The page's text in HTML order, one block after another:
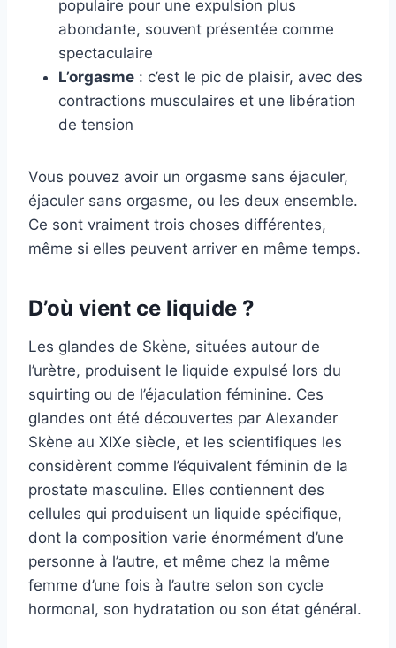
populaire pour une expulsion plus
abondante, souvent présentée comme
spectaculaire
L’orgasme : c’est le pic de plaisir, avec des
contractions musculaires et une libération
de tension
Vous pouvez avoir un orgasme sans éjaculer,
éjaculer sans orgasme, ou les deux ensemble.
Ce sont vraiment trois choses différentes,
même si elles peuvent arriver en même temps.
D’où vient ce liquide ?
Les glandes de Skène, situées autour de
l’urètre, produisent le liquide expulsé lors du
squirting ou de l’éjaculation féminine. Ces
glandes ont été découvertes par Alexander
Skène au XIXe siècle, et les scientifiques les
considèrent comme l’équivalent féminin de la
prostate masculine. Elles contiennent des
cellules qui produisent un liquide spécifique,
dont la composition varie énormément d’une
personne à l’autre, et même chez la même
femme d’une fois à l’autre selon son cycle
hormonal, son hydratation ou son état général.